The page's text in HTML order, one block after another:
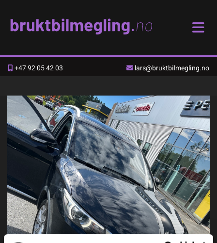
 +47 92 05 42 03  lars@bruktbilmegling.no